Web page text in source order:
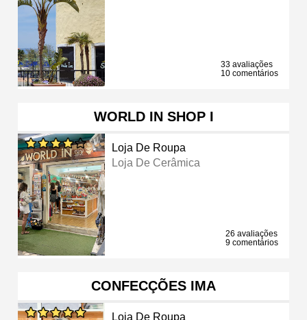
33 avaliações
10 comentários
WORLD IN SHOP I
Loja De Roupa
Loja De Cerâmica
26 avaliações
9 comentários
CONFECÇÕES IMA
Loja De Roupa